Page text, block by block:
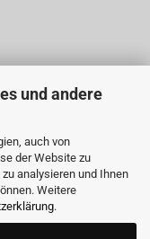
und andere
auch von
der Website zu
analysieren und Ihnen
Weitere
.